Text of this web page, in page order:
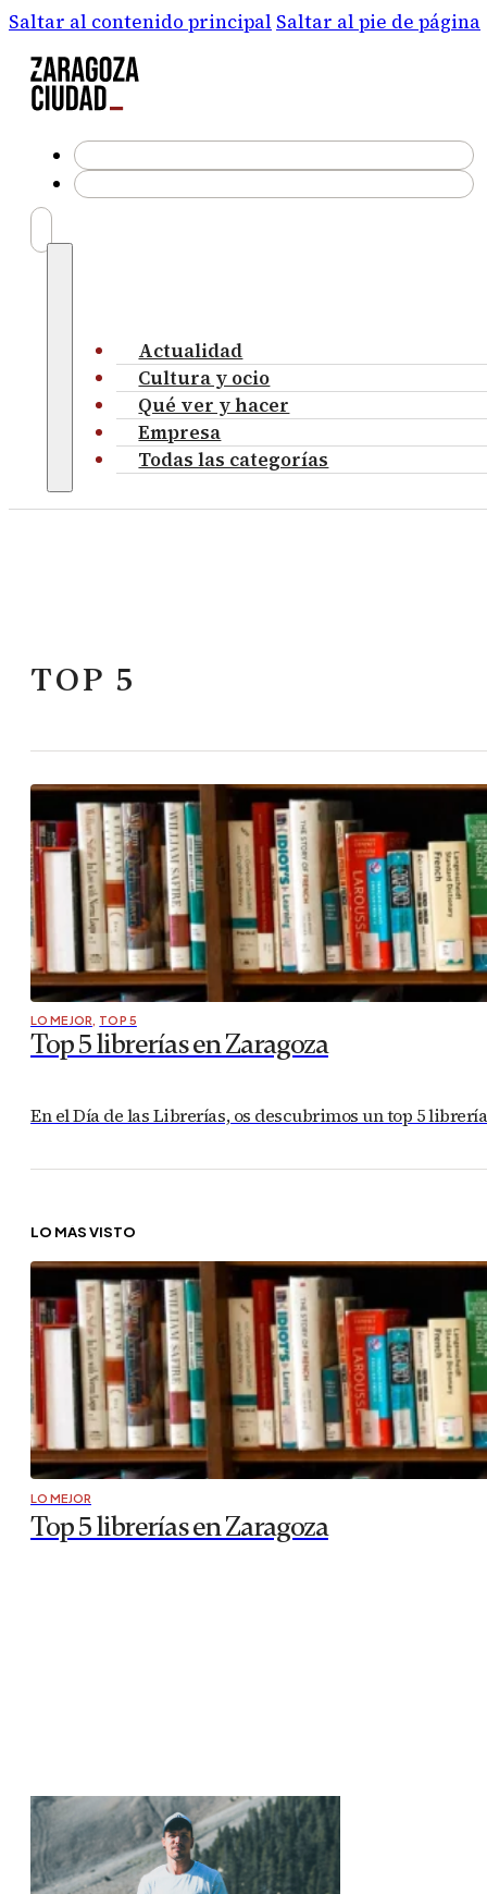
Saltar al contenido principal Saltar al pie de página
Actualidad
Cultura y ocio
Qué ver y hacer
Empresa
Todas las categorías
TOP 5
LO MEJOR, TOP 5
Top 5 librerías en Zaragoza
En el Día de las Librerías, os descubrimos un top 5
LO MÁS VISTO
LO MEJOR
Top 5 librerías en Zaragoza